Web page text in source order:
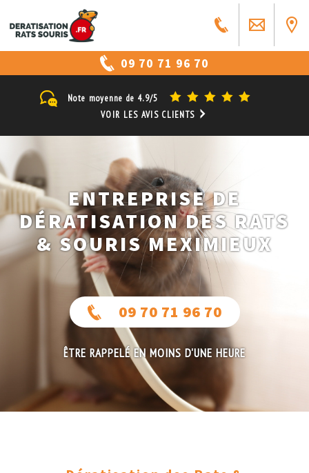
09 70 71 96 70
Note moyenne de 4.9/5
VOIR LES AVIS CLIENTS
ENTREPRISE DE
DÉRATISATION DES RATS
& SOURIS MEXIMIEUX
09 70 71 96 70
ÊTRE RAPPELÉ EN MOINS D'UNE HEURE